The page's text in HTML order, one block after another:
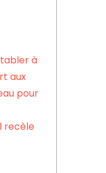
tabler à
aux
pour
recèle